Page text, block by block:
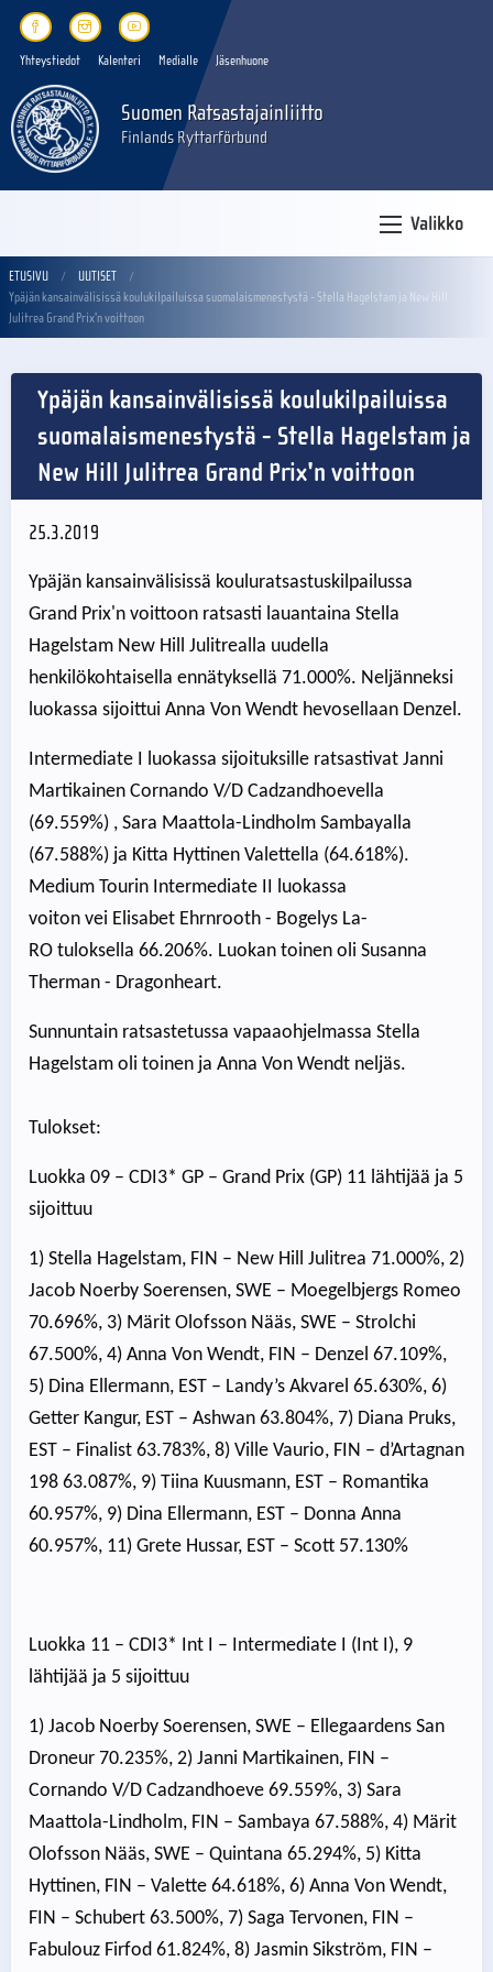
Yhteystiedot Kalenteri Medialle Jäsenhuone
Suomen Ratsastajainliitto
Finlands Ryttarförbund
Valikko
ETUSIVU
UUTISET
Ypäjän kansainvälisissä koulukilpailuissa suomalaismenestystä - Stella Hagelstam ja New Hill
Julitrea Grand Prix'n voittoon
Ypäjän kansainvälisissä koulukilpailuissa
suomalaismenestystä - Stella Hagelstam ja
New Hill Julitrea Grand Prix'n voittoon
25.3.2019
Ypäjän kansainvälisissä kouluratsastuskilpailussa
Grand Prix'n voittoon ratsasti lauantaina Stella
Hagelstam New Hill Julitrealla uudella
henkilökohtaisella ennätyksellä 71.000%. Neljänneksi
luokassa sijoittui Anna Von Wendt hevosellaan Denzel.
Intermediate I luokassa sijoituksille ratsastivat Janni
Martikainen Cornando V/D Cadzandhoevella
(69.559%) , Sara Maattola-Lindholm Sambayalla
(67.588%) ja Kitta Hyttinen Valettella (64.618%).
Medium Tourin Intermediate II luokassa
voiton vei Elisabet Ehrnrooth - Bogelys La-
RO tuloksella 66.206%. Luokan toinen oli Susanna
Therman - Dragonheart.
Sunnuntain ratsastetussa vapaaohjelmassa Stella
Hagelstam oli toinen ja Anna Von Wendt neljäs.
Tulokset:
Luokka 09 – CDI3* GP – Grand Prix (GP) 11 lähtijää ja 5
sijoittuu
1) Stella Hagelstam, FIN – New Hill Julitrea 71.000%, 2)
Jacob Noerby Soerensen, SWE – Moegelbjergs Romeo
70.696%, 3) Märit Olofsson Nääs, SWE – Strolchi
67.500%, 4) Anna Von Wendt, FIN – Denzel 67.109%,
5) Dina Ellermann, EST – Landy’s Akvarel 65.630%, 6)
Getter Kangur, EST – Ashwan 63.804%, 7) Diana Pruks,
EST – Finalist 63.783%, 8) Ville Vaurio, FIN – d’Artagnan
198 63.087%, 9) Tiina Kuusmann, EST – Romantika
60.957%, 9) Dina Ellermann, EST – Donna Anna
60.957%, 11) Grete Hussar, EST – Scott 57.130%
Luokka 11 – CDI3* Int I – Intermediate I (Int I), 9
lähtijää ja 5 sijoittuu
1) Jacob Noerby Soerensen, SWE – Ellegaardens San
Droneur 70.235%, 2) Janni Martikainen, FIN –
Cornando V/D Cadzandhoeve 69.559%, 3) Sara
Maattola-Lindholm, FIN – Sambaya 67.588%, 4) Märit
Olofsson Nääs, SWE – Quintana 65.294%, 5) Kitta
Hyttinen, FIN – Valette 64.618%, 6) Anna Von Wendt,
FIN – Schubert 63.500%, 7) Saga Tervonen, FIN –
Fabulouz Firfod 61.824%, 8) Jasmin Sikström, FIN –